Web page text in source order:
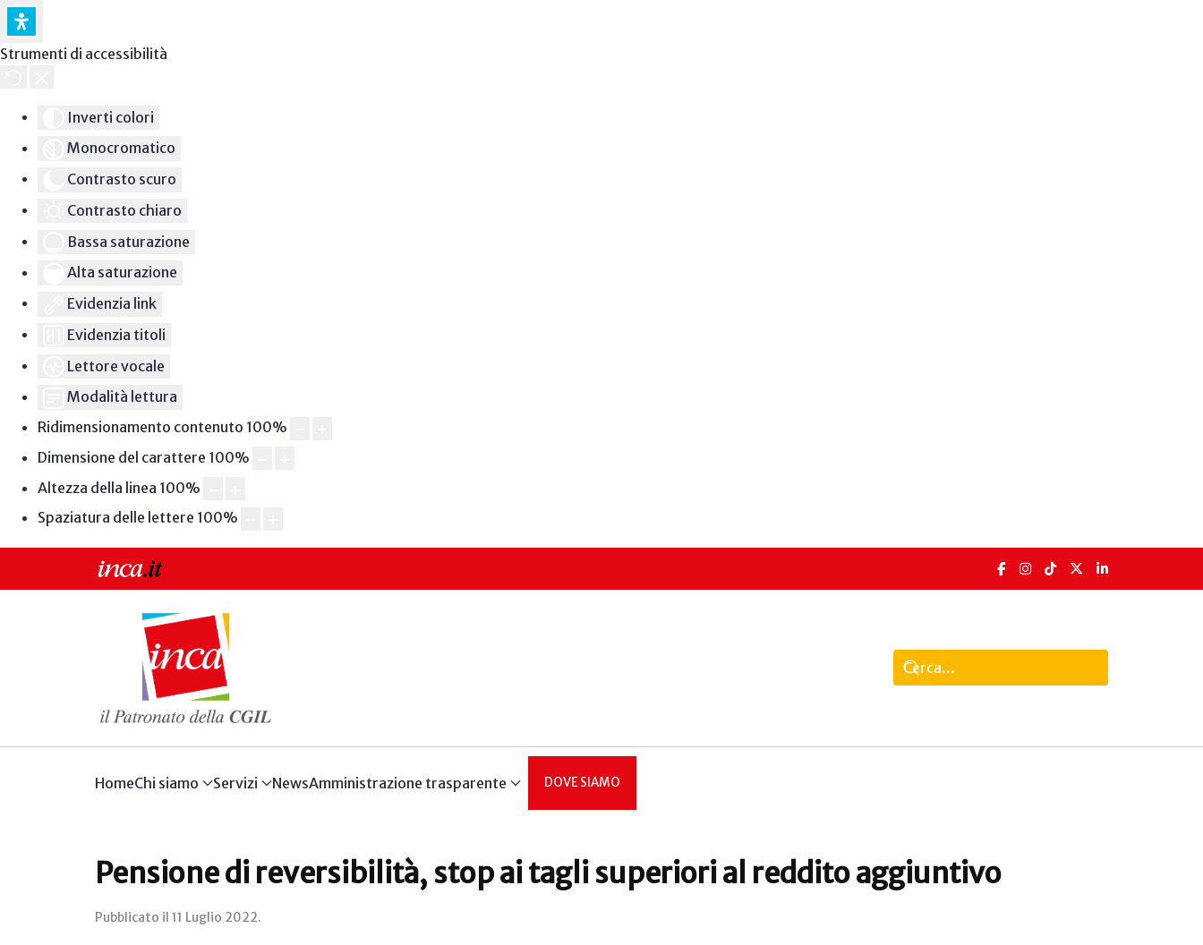
Strumenti di accessibilità
Inverti colori
Monocromatico
Contrasto scuro
Contrasto chiaro
Bassa saturazione
Alta saturazione
Evidenzia link
Evidenzia titoli
Lettore vocale
Modalità lettura
Ridimensionamento contenuto 100%
Dimensione del carattere 100%
Altezza della linea 100%
Spaziatura delle lettere 100%
HomeChi siamo Servizi NewsAmministrazione trasparente DOVE SIAMO
Pensione di reversibilità, stop ai tagli superiori al reddito aggiuntivo
Pubblicato il 11 Luglio 2022.